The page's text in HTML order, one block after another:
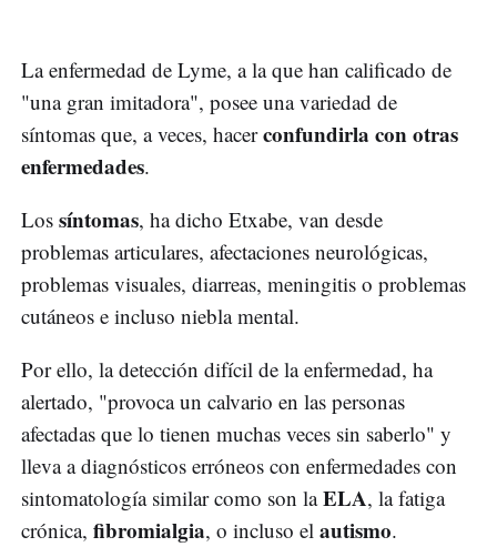
La enfermedad de Lyme, a la que han calificado de
"una gran imitadora", posee una variedad de
síntomas que, a veces, hacerconfundirla con otras
enfermedades.
Los síntomas, ha dicho Etxabe, van desde
problemas articulares, afectaciones neurológicas,
problemas visuales, diarreas, meningitis o problemas
cutáneos e incluso niebla mental.
Por ello, la detección difícil de la enfermedad, ha
alertado, "provoca un calvario en las personas
afectadas que lo tienen muchas veces sin saberlo" y
lleva a diagnósticos erróneos con enfermedades con
sintomatología similar como son laELA, la fatiga
crónica, fibromialgia, o incluso el autismo.